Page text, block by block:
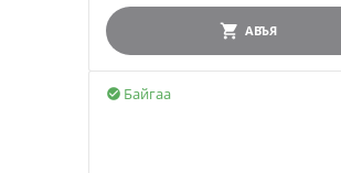
АВЪЯ
Байгаа
